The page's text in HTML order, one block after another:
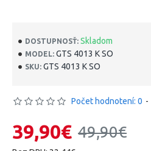
DOSTUPNOSŤ: Skladom
MODEL: GTS 4013 K SO
SKU: GTS 4013 K SO
Počet hodnotení: 0 -
49,90€
39,90€